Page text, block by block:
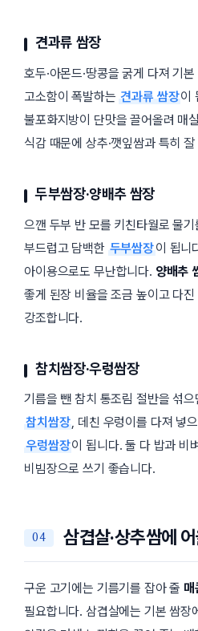
견과류 쌈장
호두·아몬드·땅콩을 굵게 다져 기
고소함이 폭발하는 견과류 쌈장이
불포화지방이 단맛을 끌어올려 매
식감 때문에 상추·깻잎쌈과 특히
두부쌈장·양배추 쌈장
으깬 두부 반 모를 키친타월로 물
부드럽고 담백한 두부쌈장이 됩니
아이용으로도 무난합니다. 양배추
좋게 된장 비율을 조금 높이고 다
강조합니다.
참치쌈장·우렁쌈장
기름을 뺀 참치 통조림 절반을 섞
참치쌈장, 데친 우렁이를 다져 넣
우렁쌈장이 됩니다. 둘 다 밥과 비
비빔장으로 쓰기 좋습니다.
삼겹살·상추쌈에
구운 고기에는 기름기를 잡아 줄 매
필요합니다. 삼겹살에는 기본 쌈